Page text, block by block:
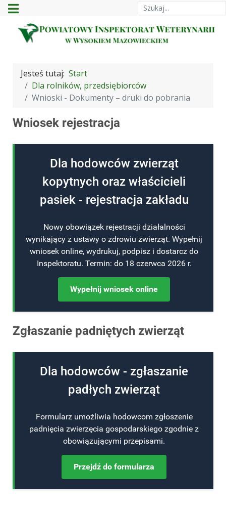
Szukaj
Jesteś tutaj: Start
Dla rolników, przedsiębiorców
Wnioski - Dokumenty – druki do pobrania
Wniosek rejestracja
Dla hodowców zwierząt
kopytnych oraz właścicieli
pasiek - rejestracja zakładu
Nowy obowiązek rejestracji działalności
wynikający z ustawy o zdrowiu zwierząt. Wypełnij
wniosek online, wydrukuj, podpisz i dostarcz do
Inspektoratu. Termin: do 18 czerwca 2026 r.
Wypełnij wniosek online
Zgłaszanie padniętych zwierząt
Dla hodowców - zgłaszanie
padłych zwierząt
Formularz umożliwia hodowcom zgłoszenie
padnięcia zwierzęcia gospodarskiego zgodnie z
obowiązującymi przepisami.
Przejdź do formularza